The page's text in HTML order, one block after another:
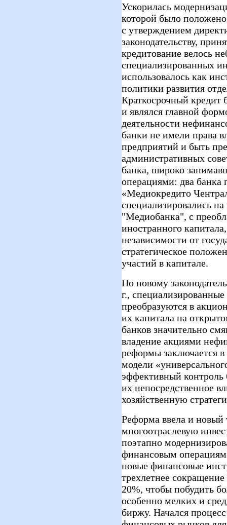
Ускорилась
которой было
с утверждением
законодательству,
кредитование велось
специализированных
использовалось как
политики развития
Краткосрочный кредит
и являлся главной
деятельности
банки не имели права
предприятий и быть
административных
банка, широко
операциями: два
«Медиокредито
специализировались
"Медиобанка", с
иностранного
независимости от
стратегическое
участий в капитале.
По новому
г.,
преобразуются в
их капитала на
банков значительно
владение акциями
реформы заключается
модели
эффективный
их непосредственное
хозяйственную
Реформа ввела и новый
многоотраслевую
поэтапно
финансовым
новые финансовые
трехлетнее
20%, чтобы побудить
особенно мелких и
биржу. Начался